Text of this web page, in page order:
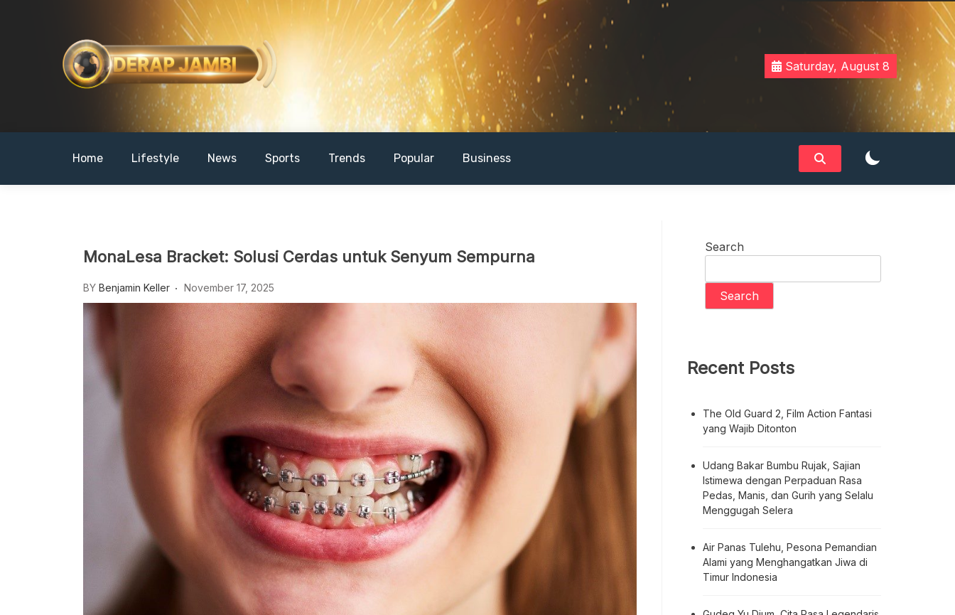
DERAPJAMBI
Saturday, August 8
Home Lifestyle News Sports Trends Popular Business
MonaLesa Bracket: Solusi Cerdas untuk Senyum Sempurna
BY Benjamin Keller November 17, 2025
Search
Search
Recent Posts
The Old Guard 2, Film Action Fantasi
yang Wajib Ditonton
Udang Bakar Bumbu Rujak, Sajian
Istimewa dengan Perpaduan Rasa
Pedas, Manis, dan Gurih yang Selalu
Menggugah Selera
Air Panas Tulehu, Pesona Pemandian
Alami yang Menghangatkan Jiwa di
Timur Indonesia